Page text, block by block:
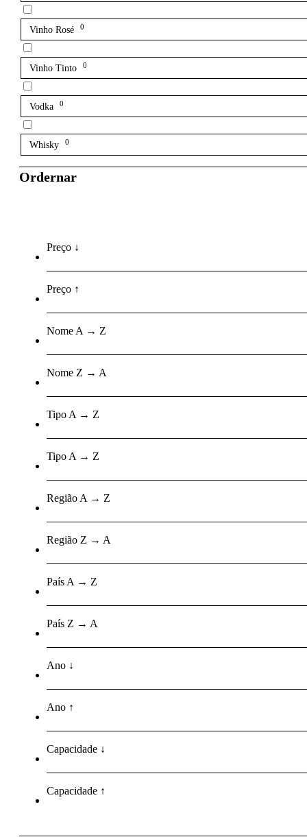
Vinho Rosé 0
Vinho Tinto 0
Vodka 0
Whisky 0
Ordernar
Preço ↓
Preço ↑
Nome A → Z
Nome Z → A
Tipo A → Z
Tipo A → Z
Região A → Z
Região Z → A
País A → Z
País Z → A
Ano ↓
Ano ↑
Capacidade ↓
Capacidade ↑